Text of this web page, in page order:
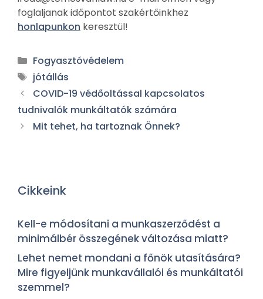
foglaljanak időpontot szakértőinkhez
honlapunkon keresztül!
Fogyasztóvédelem
jótállás
COVID-19 védőoltással kapcsolatos
tudnivalók munkáltatók számára
Mit tehet, ha tartoznak Önnek?
Cikkeink
Kell-e módosítani a munkaszerződést a
minimálbér összegének változása miatt?
Lehet nemet mondani a főnök utasítására?
Mire figyeljünk munkavállalói és munkáltatói
szemmel?